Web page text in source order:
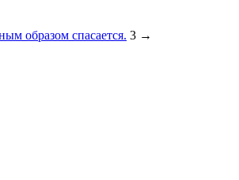
образом спасается. 3 →